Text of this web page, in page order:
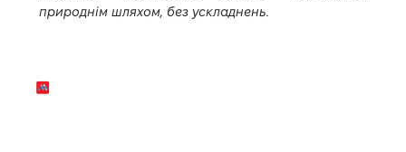
природнім шляхом, без ускладнень.